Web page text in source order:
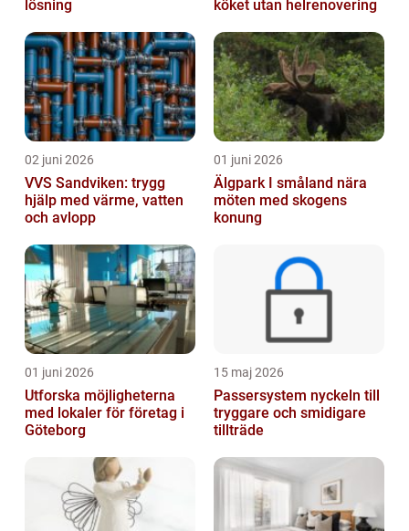
lösning
köket utan helrenovering
02 juni 2026
VVS Sandviken: trygg
hjälp med värme, vatten
och avlopp
01 juni 2026
Älgpark I småland nära
möten med skogens
konung
01 juni 2026
Utforska möjligheterna
med lokaler för företag i
Göteborg
15 maj 2026
Passersystem nyckeln till
tryggare och smidigare
tillträde